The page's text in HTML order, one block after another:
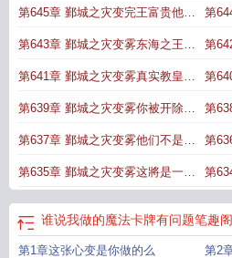
说我做的魔法卡牌有问题?笔趣
第645章 鄞城之灾变完王富贵他们
吵起来了
第
我们
第643章 鄞城之灾变雾东海之王觉
得自己该跑了
第
气侧
第641章 鄞城之灾变雾真实教皇觉
得很爽
第
得很
第639章 鄞城之灾变雾你被开除精
灵籍了
第
要清
第637章 鄞城之灾变雾他们不是精
灵他们是邪恶的异端
第
面骑
第635章 鄞城之灾变雾这將是一场
恶战
第
然把
谁说我做的魔法卡牌有问题笔趣
第1章这张心变是你做的么 第2